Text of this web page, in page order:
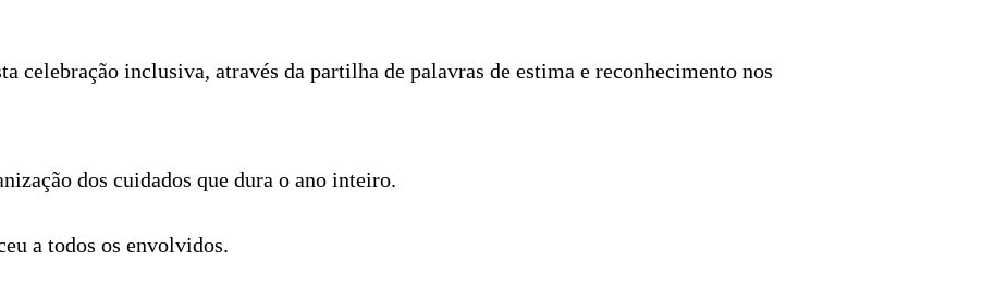
celebração inclusiva, através da partilha de palavras de estima e reconhecimento nos
dos cuidados que dura o ano inteiro.
a todos os envolvidos.